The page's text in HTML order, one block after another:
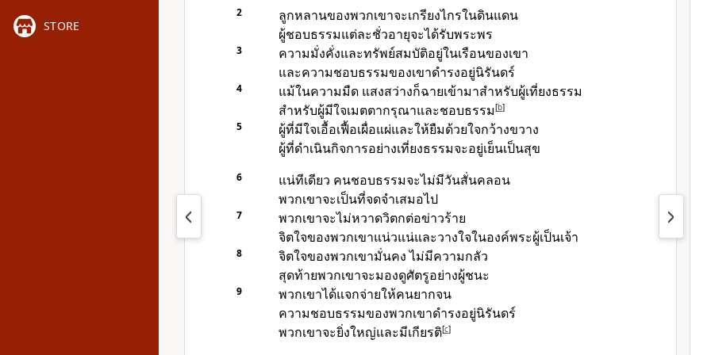
STORE
2
ลูกหลานของพวกเขาจะเกรียงไกรในดินแดน
ผู้ชอบธรรมแต่ละชั่วอายุจะได้รับพระพร
3
ความมั่งคั่งและทรัพย์สมบัติอยู่ในเรือนของเขา
และความชอบธรรมของเขาดำรงอยู่นิรันดร์
4
แม้ในความมืด แสงสว่างก็ฉายเข้ามาสำหรับผู้เที่ยงธรรม
สำหรับผู้มีใจเมตตากรุณาและชอบธรรม[b]
5
ผู้ที่มีใจเอื้อเฟื้อเผื่อแผ่และให้ยืมด้วยใจกว้างขวาง
ผู้ที่ดำเนินกิจการอย่างเที่ยงธรรมจะอยู่เย็นเป็นสุข
6
แน่ทีเดียว คนชอบธรรมจะไม่มีวันสั่นคลอน
พวกเขาจะเป็นที่จดจำเสมอไป
7
พวกเขาจะไม่หวาดวิตกต่อข่าวร้าย
จิตใจของพวกเขาแน่วแน่และวางใจในองค์พระผู้เป็นเจ้า
8
จิตใจของพวกเขามั่นคง ไม่มีความกลัว
สุดท้ายพวกเขาจะมองดูศัตรูอย่างผู้ชนะ
9
พวกเขาได้แจกจ่ายให้คนยากจน
ความชอบธรรมของพวกเขาดำรงอยู่นิรันดร์
พวกเขาจะยิ่งใหญ่และมีเกียรติ[c]